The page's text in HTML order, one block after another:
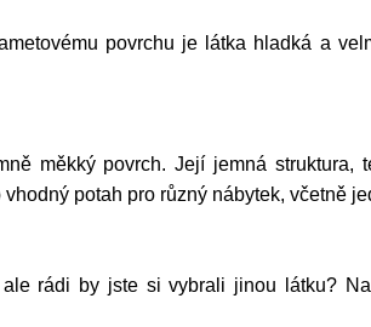
povrchu je látka hladká a
měkký povrch. Její jemná struktura,
potah pro různý nábytek, včetně
rádi by jste si vybrali jinou látku?